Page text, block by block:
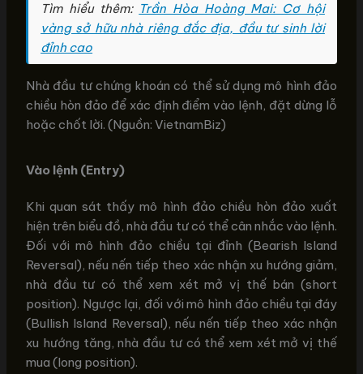
Tìm hiểu thêm: Trần Hòa Hoàng Mai: Cơ hội
vàng sở hữu nhà riêng đắc địa, đầu tư sinh lời
đỉnh cao
Nhà đầu tư chứng khoán có thể sử dụng mô hình đảo
chiều hòn đảo để xác định điểm vào lệnh, đặt dừng lỗ
hoặc chốt lời. (Nguồn: VietnamBiz)
Vào lệnh (Entry)
Khi quan sát thấy mô hình đảo chiều hòn đảo xuất
hiện trên biểu đồ, nhà đầu tư có thể cân nhắc vào lệnh.
Đối với mô hình đảo chiều tại đỉnh (Bearish Island
Reversal), nếu nến tiếp theo xác nhận xu hướng giảm,
nhà đầu tư có thể xem xét mở vị thế bán (short
position). Ngược lại, đối với mô hình đảo chiều tại đáy
(Bullish Island Reversal), nếu nến tiếp theo xác nhận
xu hướng tăng, nhà đầu tư có thể xem xét mở vị thế
mua (long position).